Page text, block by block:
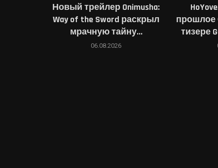
Новый трейлер Onimusha:
Way of the Sword раскрыл
мрачную тайну...
06.08.2026
прошлое
тизере